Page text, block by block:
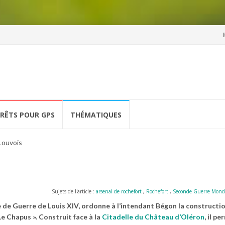
POUR GPS THÉMATIQUES
Sujets de l'article : arsenal de rochefort , Rochefort , Seconde Guerre
Guerre de Louis XIV, ordonne à l’intendant Bégon la
Chapus ». Construit face à la Citadelle du Château d’Oléron, il